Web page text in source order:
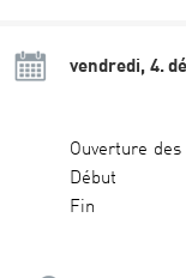
vendredi, 4.
Ouverture
Début
Fin